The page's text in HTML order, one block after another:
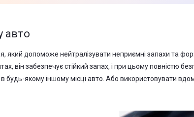
авто
допоможе нейтралізувати неприємні запахи та
забезпечує стійкий запах, і при цьому повністю
будь-якому іншому місці авто. Або використовувати